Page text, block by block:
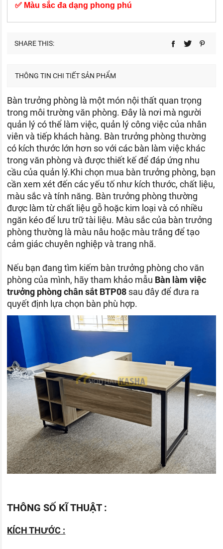
✅ Màu sắc đa dạng phong phú
SHARE THIS:
THÔNG TIN CHI TIẾT SẢN PHẨM
Bàn trưởng phòng là một món nội thất quan trọng
trong môi trường văn phòng. Đây là nơi mà người
quản lý có thể làm việc, quản lý công việc của nhân
viên và tiếp khách hàng. Bàn trưởng phòng thường
có kích thước lớn hơn so với các bàn làm việc khác
trong văn phòng và được thiết kế để đáp ứng nhu
cầu của quản lý.Khi chọn mua bàn trưởng phòng, bạn
cần xem xét đến các yếu tố như kích thước, chất liệu,
màu sắc và tính năng. Bàn trưởng phòng thường
được làm từ chất liệu gỗ hoặc kim loại và có nhiều
ngăn kéo để lưu trữ tài liệu. Màu sắc của bàn trưởng
phòng thường là màu nâu hoặc màu trắng để tạo
cảm giác chuyên nghiệp và trang nhã.
Nếu bạn đang tìm kiếm bàn trưởng phòng cho văn
phòng của mình, hãy tham khảo mẫu Bàn làm việc
trưởng phòng chân sắt BTP08 sau đây để đưa ra
quyết định lựa chọn bàn phù hợp.
THÔNG SỐ KĨ THUẬT :
KÍCH THƯỚC :